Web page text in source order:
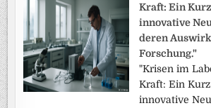
Kraft: Ein
innovative
deren
Forschung."
"Krisen im
Kraft: Ein
innovative